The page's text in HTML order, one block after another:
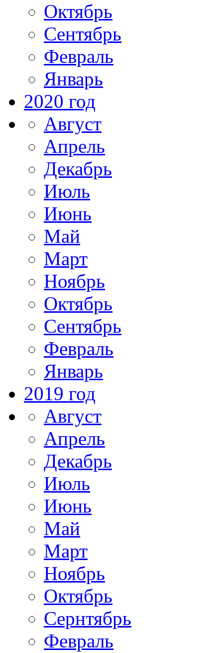
Октябрь
Сентябрь
Февраль
Январь
2020 год
Август
Апрель
Декабрь
Июль
Июнь
Май
Март
Ноябрь
Октябрь
Сентябрь
Февраль
Январь
2019 год
Август
Апрель
Декабрь
Июль
Июнь
Май
Март
Ноябрь
Октябрь
Сернтябрь
Февраль